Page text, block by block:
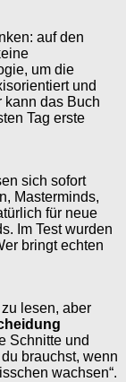
auf den
um die
und
kann das Buch
Tag erste
sich sofort
Masterminds,
für neue
Im Test wurden
bringt echten
lesen, aber
Schnitte und
brauchst, wenn
wachsen“.